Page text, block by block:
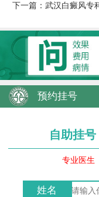
下一篇： 武汉白癜风专
预约挂号
自助挂号
专业医生
姓名